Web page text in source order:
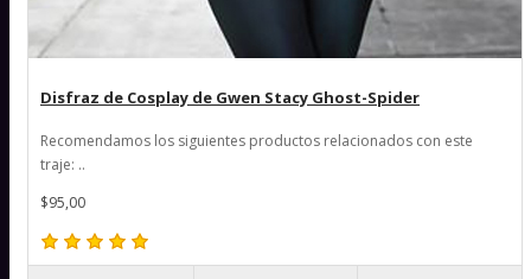
Disfraz de Cosplay de Gwen Stacy Ghost-Spider
Recomendamos los siguientes productos relacionados con este
traje: ..
$95,00